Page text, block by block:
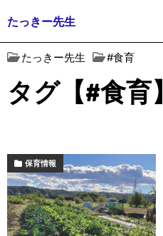
たっきー先生
たっきー先生 #食育
タグ【#食育】
保育情報